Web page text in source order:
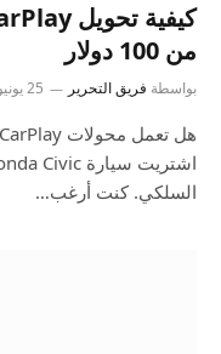
من 100 دولار
بواسطة فريق التحرير 25 يونيو، 2024
السلكي. كنت أرغب…